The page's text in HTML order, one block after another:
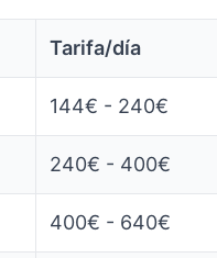
Tarifa/día
144€ - 240€
240€ - 400€
400€ - 640€